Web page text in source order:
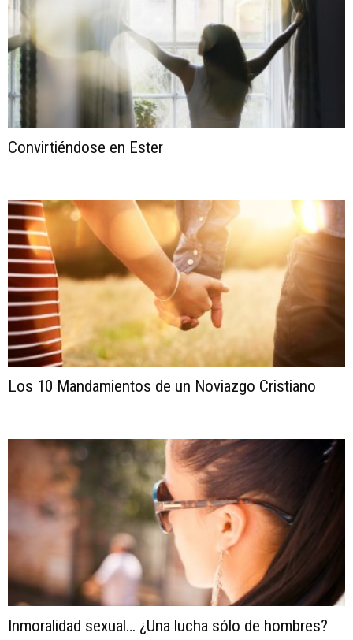
Convirtiéndose en Ester
Los 10 Mandamientos de un Noviazgo Cristiano
Inmoralidad sexual… ¿Una lucha sólo de hombres?